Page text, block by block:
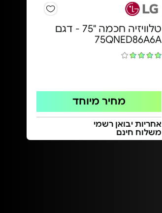
טלוויזיה חכמה "75 - דגם
75QNED86A6A
מחיר מיוחד
אחריות יבואן רשמי
משלוח חינם